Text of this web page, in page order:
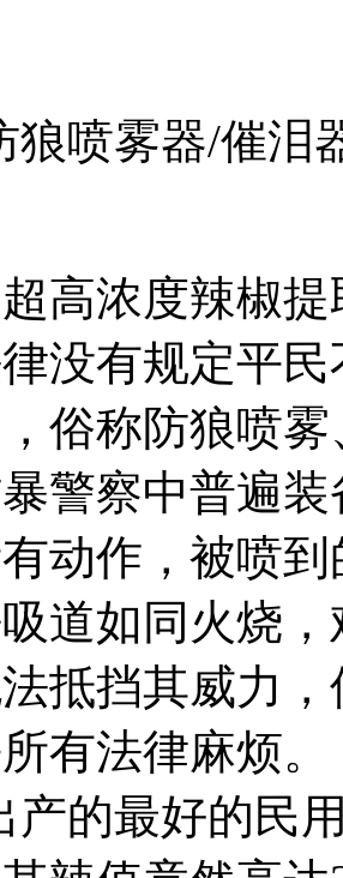
狼喷雾器/催泪
高浓度辣椒
没有规定平
俗称防狼喷
警察中普遍
动作，被喷
道如同火烧
抵挡其威力
有法律麻烦。
产的最好的民